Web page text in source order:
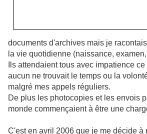
documents d'archives mais je
la vie quotidienne (naissance,
Ils attendaient tous avec impatience
aucun ne trouvait le temps ou la
malgré mes appels réguliers.
De plus les photocopies et les envois
monde commençaient à être une
C'est en avril 2006 que je me décide à